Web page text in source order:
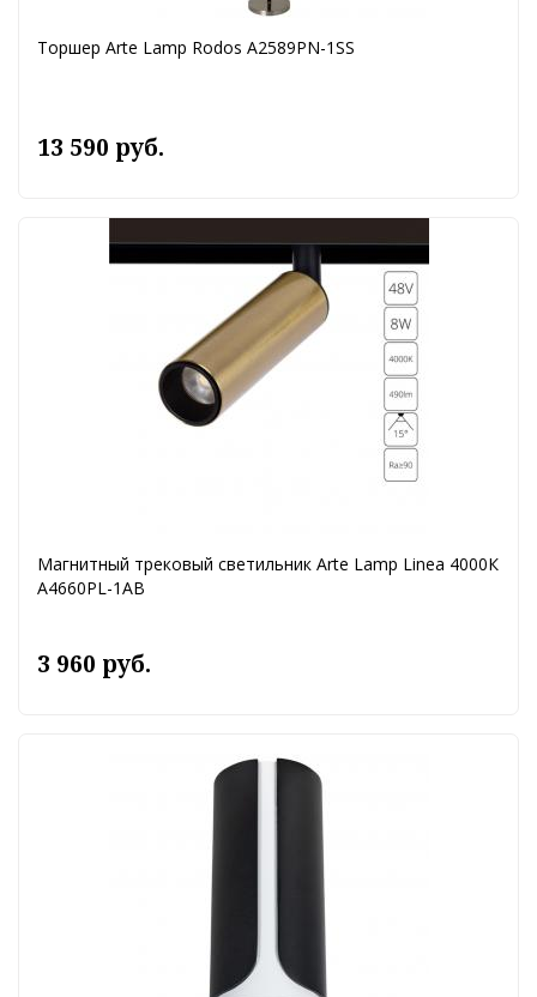
Торшер Arte Lamp Rodos A2589PN-1SS
13 590 руб.
Магнитный трековый светильник Arte Lamp Linea 4000К
A4660PL-1AB
3 960 руб.